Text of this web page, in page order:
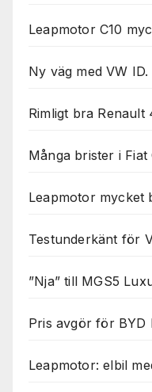
Leapmotor C10
Ny väg med VW ID.
Rimligt bra Renault
Många brister i Fiat
Leapmotor mycket
Testunderkänt för
”Nja” till MGS5
Pris avgör för BYD
Leapmotor: elbil